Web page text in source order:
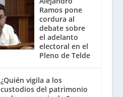
Ramos pone
cordura al
debate sobre
el adelanto
electoral en el
Pleno de Telde
¿Quién vigila a los
custodios del patrimonio